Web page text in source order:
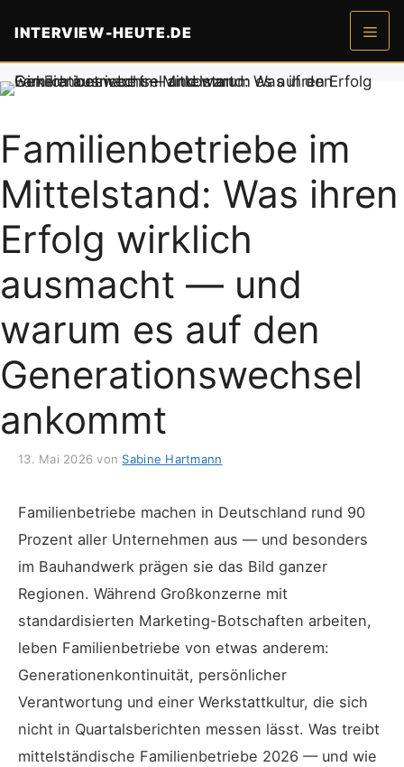
Inhalt
INTERVIEW-HEUTE.DE
Menü
Familienbetriebe im
Mittelstand: Was ihren
Erfolg wirklich
ausmacht — und
warum es auf den
Generationswechsel
ankommt
13. Mai 2026 von Sabine Hartmann
Familienbetriebe machen in Deutschland rund 90
Prozent aller Unternehmen aus — und besonders
im Bauhandwerk prägen sie das Bild ganzer
Regionen. Während Großkonzerne mit
standardisierten Marketing-Botschaften arbeiten,
leben Familienbetriebe von etwas anderem:
Generationenkontinuität, persönlicher
Verantwortung und einer Werkstattkultur, die sich
nicht in Quartalsberichten messen lässt. Was treibt
mittelständische Familienbetriebe 2026 — und wie